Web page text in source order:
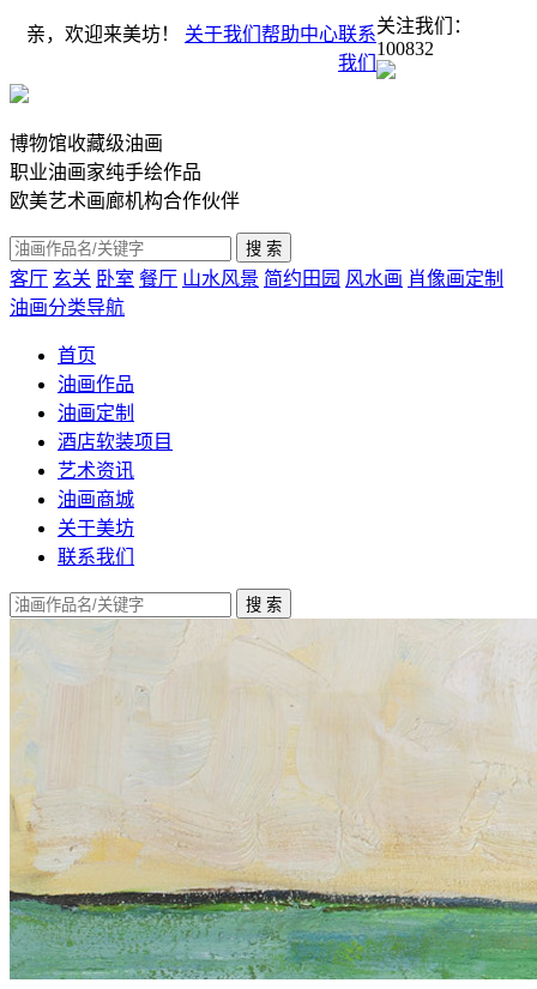
亲，欢迎来美坊！ 关于我们 帮助中心联系
我们
关注我们：
100832
博物馆收藏级油画
职业油画家纯手绘作品
欧美艺术画廊机构合作伙伴
客厅 玄关 卧室 餐厅 山水风景 简约田园 风水画 肖像画定制
油画分类导航
首页
油画作品
油画定制
酒店软装项目
艺术资讯
油画商城
关于美坊
联系我们